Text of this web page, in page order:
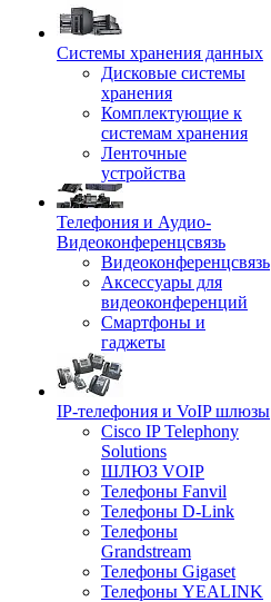
Системы хранения данных
Дисковые системы
хранения
Комплектующие к
системам хранения
Ленточные
устройства
Телефония и Аудио-
Видеоконференцсвязь
Видеоконференцсвязь
Аксессуары для
видеоконференций
Смартфоны и
гаджеты
IP-телефония и VoIP шлюзы
Cisco IP Telephony
Solutions
ШЛЮЗ VOIP
Телефоны Fanvil
Телефоны D-Link
Телефоны
Grandstream
Телефоны Gigaset
Телефоны YEALINK